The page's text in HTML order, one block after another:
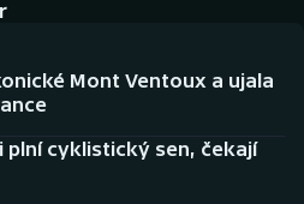
Mont Ventoux a ujala
plní cyklistický sen, čekají